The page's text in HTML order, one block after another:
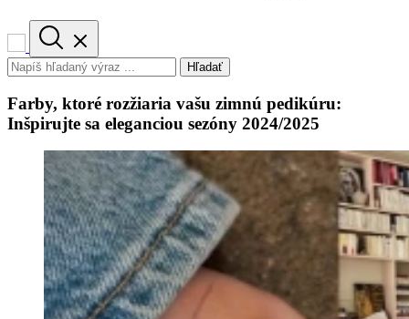
Hľadať
Farby, ktoré rozžiaria vašu zimnú pedikúru:
Inšpirujte sa eleganciou sezóny 2024/2025